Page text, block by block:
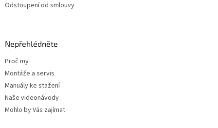
Odstoupení od smlouvy
Nepřehlédněte
Proč my
Montáže a servis
Manuály ke stažení
Naše videonávody
Mohlo by Vás zajímat